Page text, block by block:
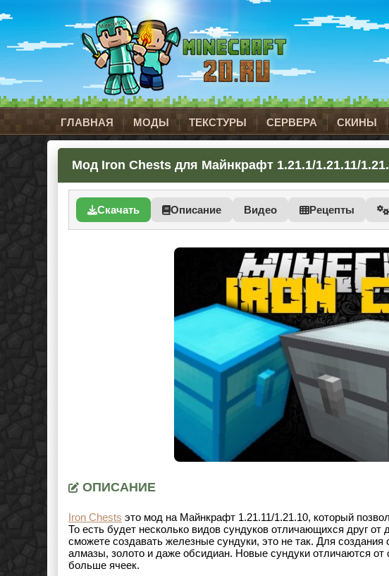
ГЛАВНАЯ МОДЫ ТЕКСТУРЫ СЕРВЕРА СКИНЫ
Мод Iron Chests для Майнкрафт 1.21.1/1.21.11/
Скачать Описание Видео Рецепты
ОПИСАНИЕ
Iron Chests это мод на Майнкрафт 1.21.11/1.21.10, который
То есть будет несколько видов сундуков отличающихся друг от
сможете создавать железные сундуки, это не так. Для
алмазы, золото и даже обсидиан. Новые сундуки отличаются от
больше ячеек.